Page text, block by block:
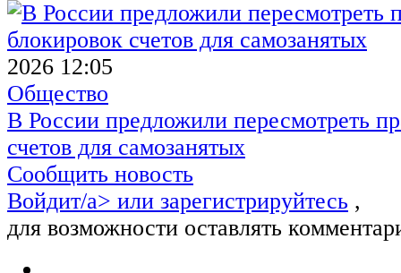
2026 12:05
Общество
В России предложили пересмотреть
счетов для самозанятых
Сообщить новость
Войдит/a> или зарегистрируйтесь ,
для возможности оставлять